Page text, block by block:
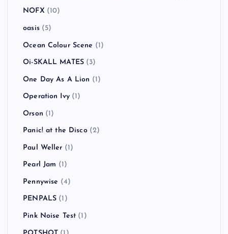
NOFX (10)
oasis(5)
Ocean Colour Scene (1)
Oi-SKALL MATES (3)
One Day As A Lion (1)
Operation Ivy(1)
Orson (1)
Panic! at the Disco(2)
Paul Weller (1)
Pearl Jam (1)
Pennywise (4)
PENPALS (1)
Pink Noise Test (1)